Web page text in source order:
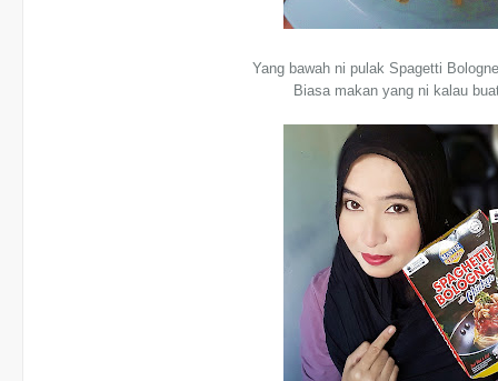
Yang bawah ni pulak Spagetti
Biasa makan yang ni kalau